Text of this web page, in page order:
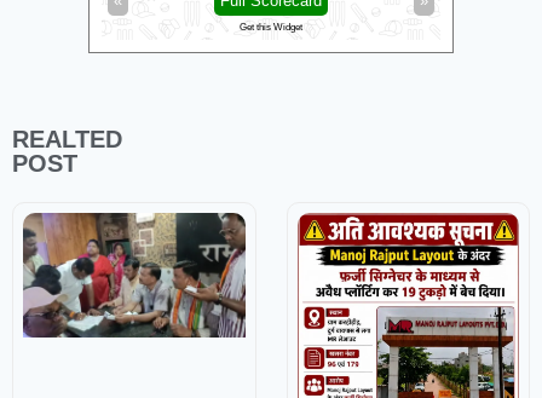
Get this Widget
REALTED
POST